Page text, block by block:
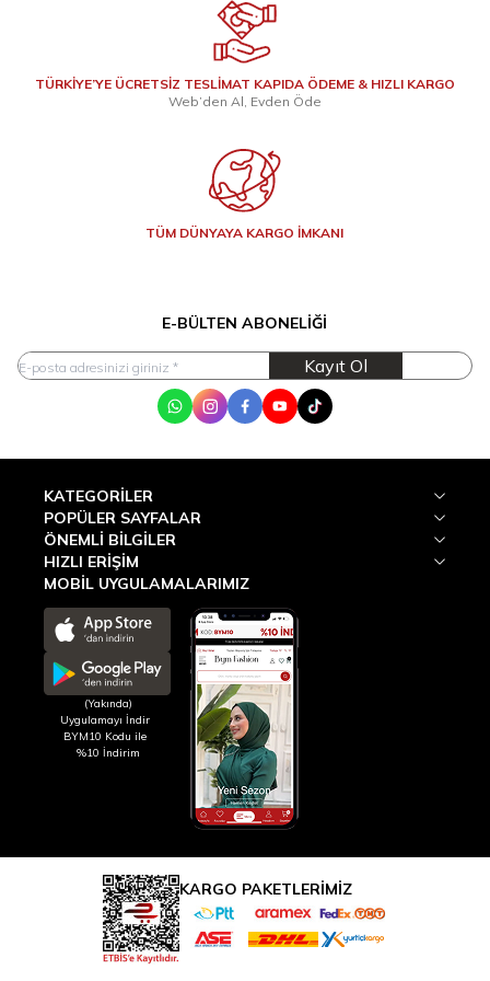
TÜRKİYE’YE ÜCRETSİZ TESLİMAT KAPIDA ÖDEME & HIZLI KARGO
Web’den Al, Evden Öde
TÜM DÜNYAYA KARGO İMKANI
E-BÜLTEN ABONELIĞI
Kayıt Ol
WhatsApp
InstagramFacebook
YoutubeTik Tok
KATEGORILER
POPÜLER SAYFALAR
ÖNEMLI BILGILER
HIZLI ERIŞIM
MOBİL UYGULAMALARIMIZ
(Yakında)
Uygulamayı İndir
BYM10 Kodu ile
%10 İndirim
KARGO PAKETLERİMİZ